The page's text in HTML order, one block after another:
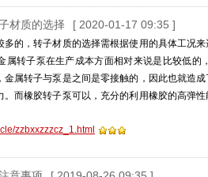
材质的选择 [ 2020-01-17 09:35 ]
多的，转子材质的选择需根据使用的具体工况
属转子泵在生产成本方面相对来说是比较低
属转子与泵是之间是零接触的，因此也就造
而橡胶转子泵可以，充分的利用橡胶的高弹
zzbxxzzzcz_1.html